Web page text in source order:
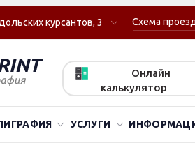
курсантов, 3 Схема
Онлайн
калькулятор
УСЛУГИ